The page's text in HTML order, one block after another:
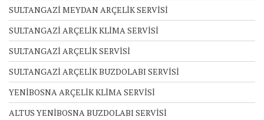
SULTANGAZİ MEYDAN ARÇELİK SERVİSİ
SULTANGAZİ ARÇELİK KLİMA SERVİSİ
SULTANGAZİ ARÇELİK SERVİSİ
SULTANGAZİ ARÇELİK BUZDOLABI SERVİSİ
YENİBOSNA ARÇELİK KLİMA SERVİSİ
ALTUS YENİBOSNA BUZDOLABI SERVİSİ